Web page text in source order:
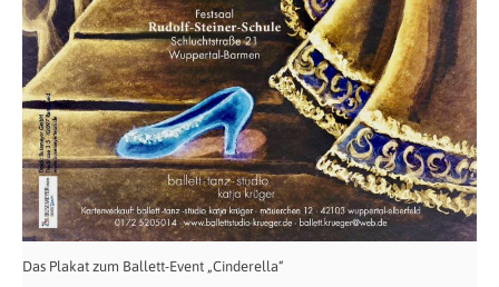
Das Plakat zum Ballett-Event „Cinderella“